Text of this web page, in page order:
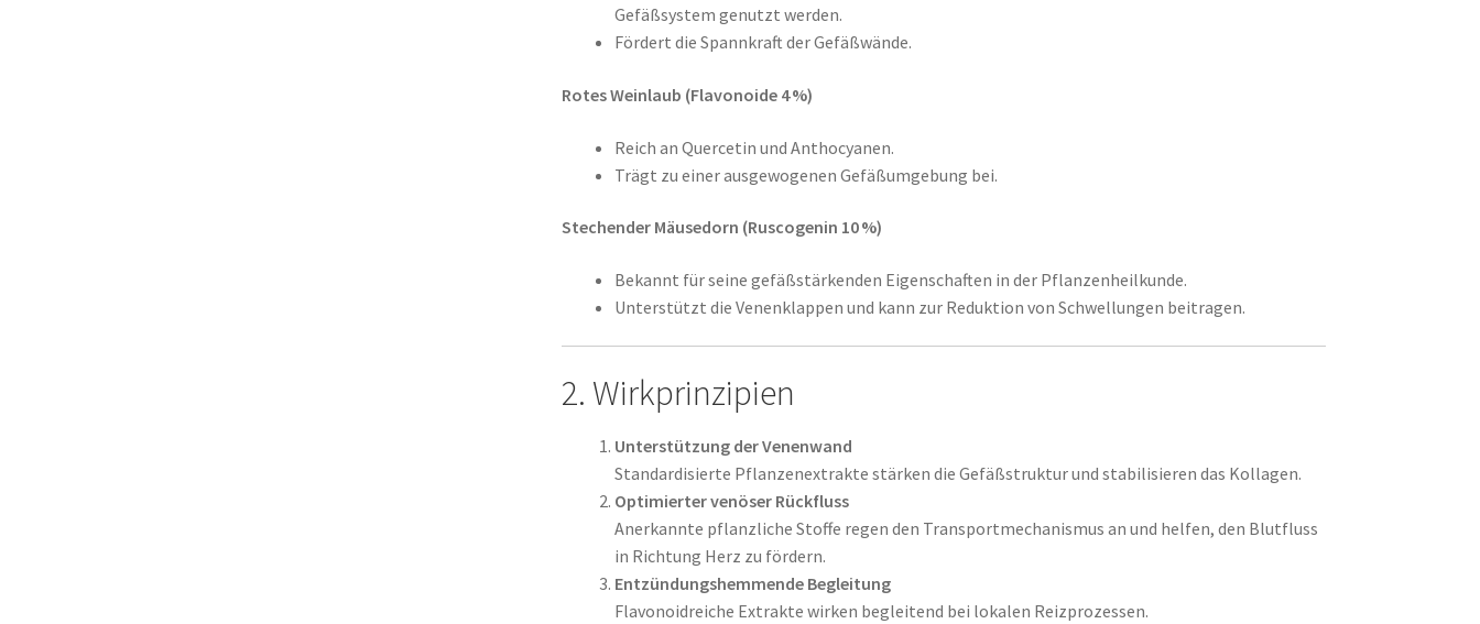
Gefäßsystem genutzt werden.
Fördert die Spannkraft der Gefäßwände.
Rotes Weinlaub (Flavonoide 4 %)
Reich an Quercetin und Anthocyanen.
Trägt zu einer ausgewogenen Gefäßumgebung bei.
Stechender Mäusedorn (Ruscogenin 10 %)
Bekannt für seine gefäßstärkenden Eigenschaften in der Pflanzenheilkunde.
Unterstützt die Venenklappen und kann zur Reduktion von Schwellungen beitragen.
2. Wirkprinzipien
Unterstützung der Venenwand
Standardisierte Pflanzenextrakte stärken die Gefäßstruktur und stabilisieren das Kollagen.
Optimierter venöser Rückfluss
Anerkannte pflanzliche Stoffe regen den Transportmechanismus an und helfen, den Blutfluss
in Richtung Herz zu fördern.
Entzündungshemmende Begleitung
Flavonoid­reiche Extrakte wirken begleitend bei lokalen Reiz­prozessen.